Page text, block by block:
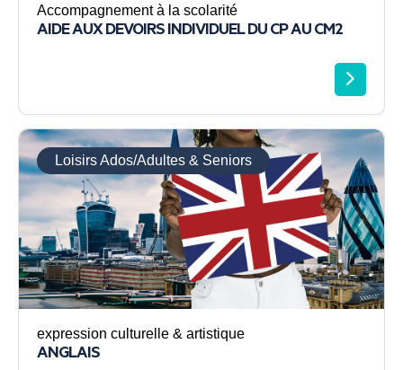
Accompagnement à la scolarité
AIDE AUX DEVOIRS INDIVIDUEL DU CP AU CM2
Loisirs Ados/Adultes & Seniors
expression culturelle & artistique
ANGLAIS